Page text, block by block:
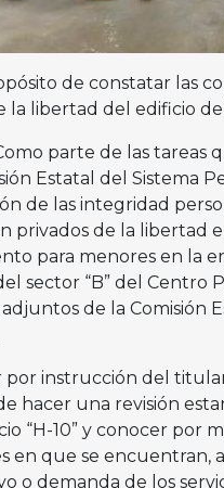
de constatar las
la libertad del edificio
parte de las
Estatal del Sistema
de las integridad
privados de la libertad
para menores en la
sector “B” del Centro
de la Comisión
por instrucción del titular
hacer una revisión
“H-10” y conocer por
en que se encuentran,
o demanda de los